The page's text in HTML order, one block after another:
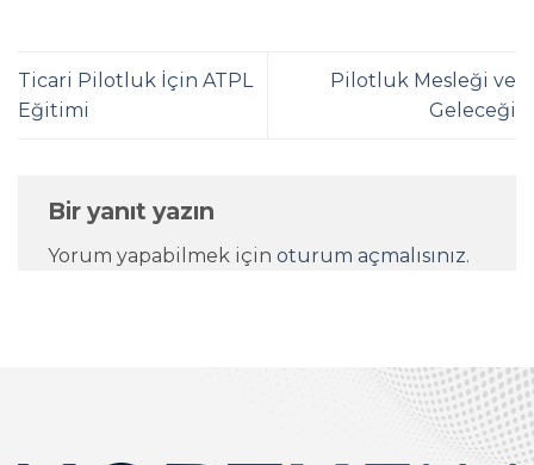
Ticari Pilotluk İçin ATPL
Eğitimi
Pilotluk Mesleği ve
Geleceği
Bir yanıt yazın
Yorum yapabilmek için oturum açmalısınız.